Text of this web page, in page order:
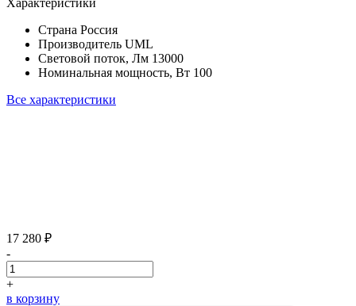
Страна Россия
Производитель UML
Световой поток, Лм 13000
Номинальная мощность, Вт 100
Все характеристики
17 280 ₽
-
+
в корзину